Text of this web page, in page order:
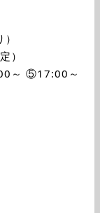
）
～ ⑤17:00～